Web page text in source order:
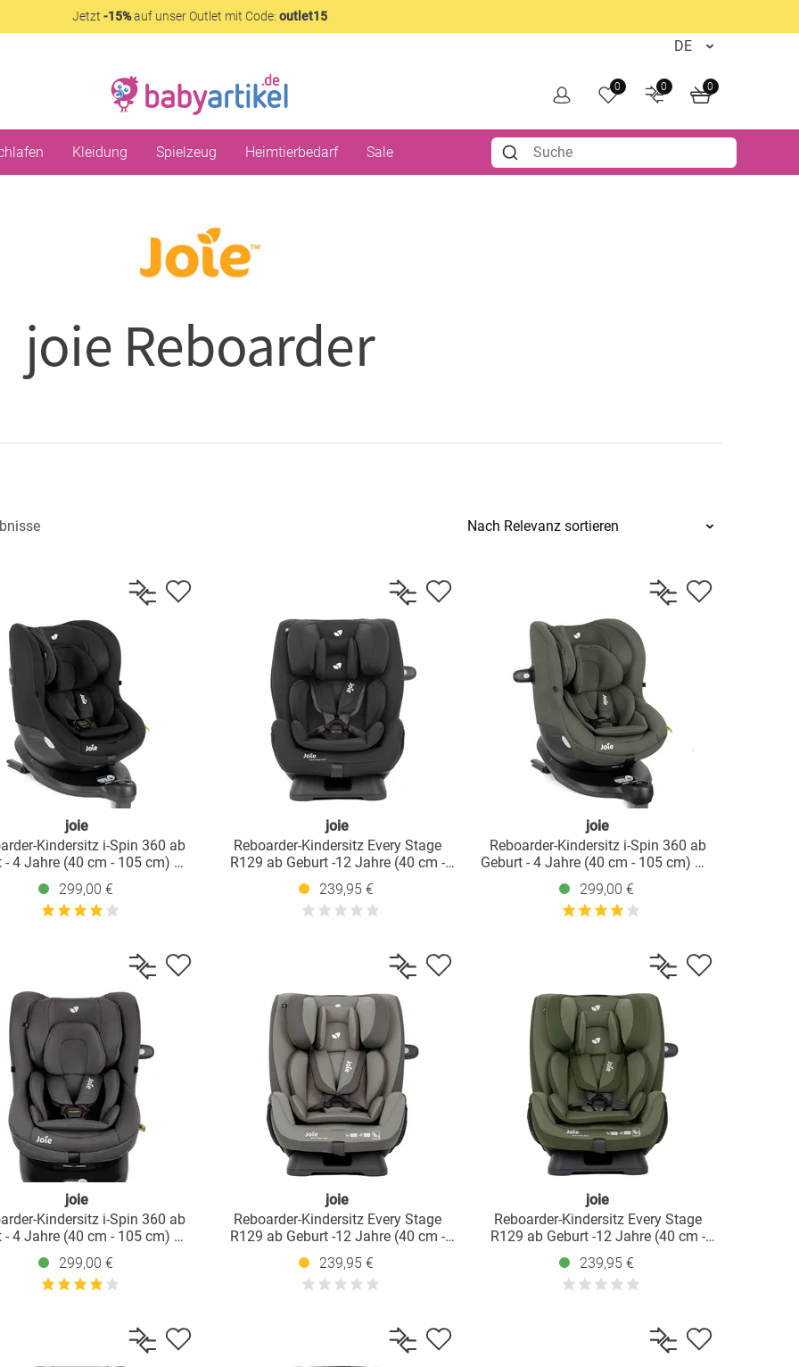
Jetzt -15%auf unser Outlet mit Code: outlet15
0 0 0
Kleidung Spielzeug Heimtierbedarf Sale
joie Reboarder
joie
Kindersitz i-Spin 360 ab
- 4 Jahre (40 cm - 105 cm) mit
Basis & Sitzverkleinerer - Shale
299,00 €
joie
Reboarder-Kindersitz Every Stage
R129 ab Geburt -12 Jahre (40 cm -
150 cm) Instalation mit dem
Fahrzeuggurt inkl. Sitzverkleinerer -
Shale
239,95 €
joie
Reboarder-Kindersitz i-Spin 360 ab
Geburt - 4 Jahre (40 cm - 105 cm) mit
Isofix-Basis & Sitzverkleinerer -
Thyme
299,00 €
joie
Kindersitz i-Spin 360 ab
- 4 Jahre (40 cm - 105 cm) mit
Basis & Sitzverkleinerer -
Thunder
299,00 €
joie
Reboarder-Kindersitz Every Stage
R129 ab Geburt -12 Jahre (40 cm -
150 cm) Instalation mit dem
Fahrzeuggurt inkl. Sitzverkleinerer -
Cobblestone
239,95 €
joie
Reboarder-Kindersitz Every Stage
R129 ab Geburt -12 Jahre (40 cm -
150 cm) Instalation mit dem
Fahrzeuggurt inkl. Sitzverkleinerer -
Moss
239,95 €